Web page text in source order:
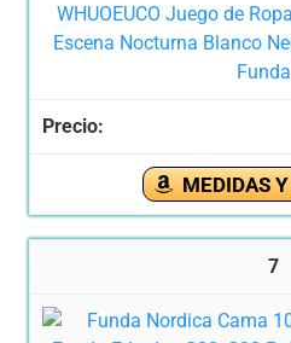
WHUOEUCO Juego de
Escena Nocturna Blanco
MEDIDAS
7